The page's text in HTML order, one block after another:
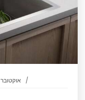
אוקטובר 12, 2020